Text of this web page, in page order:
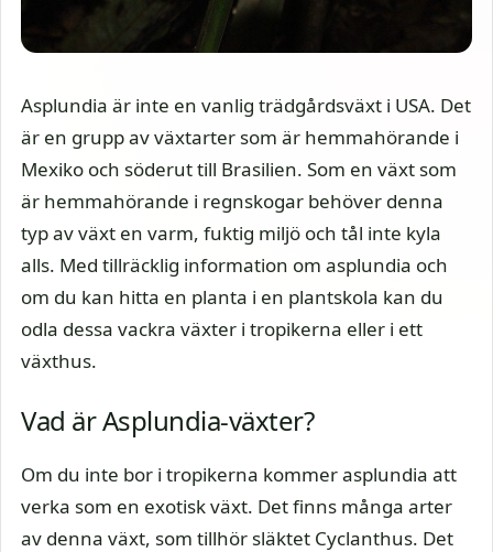
Asplundia är inte en vanlig trädgårdsväxt i USA. Det
är en grupp av växtarter som är hemmahörande i
Mexiko och söderut till Brasilien. Som en växt som
är hemmahörande i regnskogar behöver denna
typ av växt en varm, fuktig miljö och tål inte kyla
alls. Med tillräcklig information om asplundia och
om du kan hitta en planta i en plantskola kan du
odla dessa vackra växter i tropikerna eller i ett
växthus.
Vad är Asplundia-växter?
Om du inte bor i tropikerna kommer asplundia att
verka som en exotisk växt. Det finns många arter
av denna växt, som tillhör släktet Cyclanthus. Det